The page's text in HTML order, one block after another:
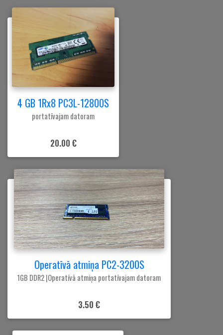
4 GB 1Rx8 PC3L-12800S
portatīvajam datoram
20.00 €
Operatīvā atmiņa PC2-3200S
1GB DDR2 |Operatīvā atmiņa portatīvajam datoram
3.50 €